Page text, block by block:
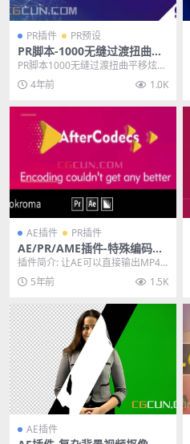
PR插件 PR预设
PR脚本-1000无缝过渡扭曲平
移炫光视频转场预设包脚本
PR脚本1000无缝过渡扭曲平移炫光
视频转场预设包脚本，这套预设更
新加入脚本形式...
4年前 1.0K
AE插件 PR插件
AE/PR/AME插件-特殊编码加
速输出渲染 AfterCodecs v1.
10.8 Win支持CC2022
插件简介: 让AE可以直接输出MP4
格式的插件，AE/AME/PR插件-中文
汉化...5年前 1.5K
AE插件